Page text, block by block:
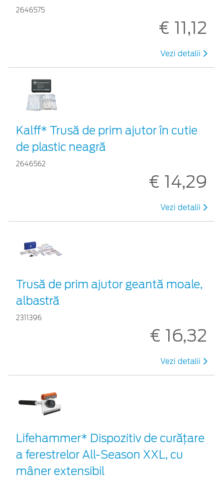
2646575
€ 11,12
Vezi detalii
Kalff* Trusă de prim ajutor în cutie
de plastic neagră
2646562
€ 14,29
Vezi detalii
Trusă de prim ajutor geantă moale,
albastră
2311396
€ 16,32
Vezi detalii
Lifehammer* Dispozitiv de curățare
a ferestrelor All-Season XXL, cu
mâner extensibil